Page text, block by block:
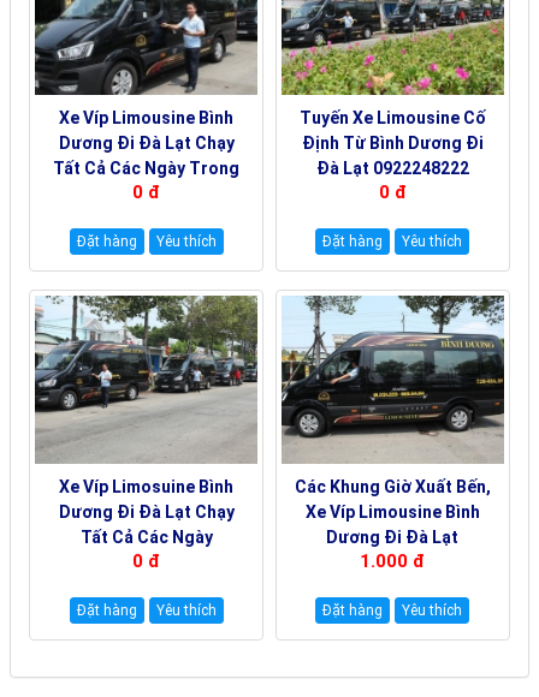
Xe Víp Limousine Bình
Dương Đi Đà Lạt Chạy
Tất Cả Các Ngày Trong
Tuần 0922242225
0 đ
Đặt hàng Yêu thích
Tuyến Xe Limousine Cố
Định Từ Bình Dương Đi
Đà Lạt 0922248222
0 đ
Đặt hàng Yêu thích
Xe Víp Limosuine Bình
Dương Đi Đà Lạt Chạy
Tất Cả Các Ngày
19000144
0 đ
Đặt hàng Yêu thích
Các Khung Giờ Xuất Bến,
Xe Víp Limousine Bình
Dương Đi Đà Lạt
19000180
1.000 đ
Đặt hàng Yêu thích